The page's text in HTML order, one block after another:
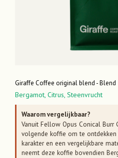
Giraffe Coffee original blend - Blend
Bergamot, Citrus, Steenvrucht
Waarom vergelijkbaar?
Vanuit Fellow Opus Conical Burr
volgende koffie om te
karakter en een vergelijkbare
neemt deze koffie bovendien